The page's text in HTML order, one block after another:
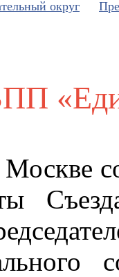
округ
Москве